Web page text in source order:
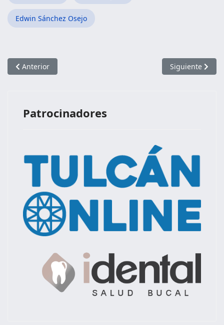
Edwin Sánchez Osejo
Artículo anterior: Nota de Condolencia por el fallecimiento
Anterior Artículo
Siguiente
Patrocinadores